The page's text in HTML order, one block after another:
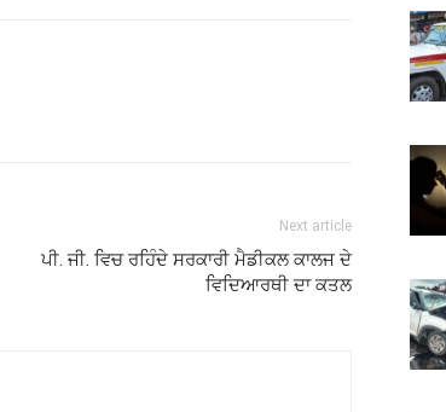
Next article
ਪੀ. ਜੀ. ਵਿਚ ਰਹਿੰਦੇ ਸਰਕਾਰੀ ਮੈਡੀਕਲ ਕਾਲਜ ਦੇ
ਵਿਦਿਆਰਥੀ ਦਾ ਕਤਲ